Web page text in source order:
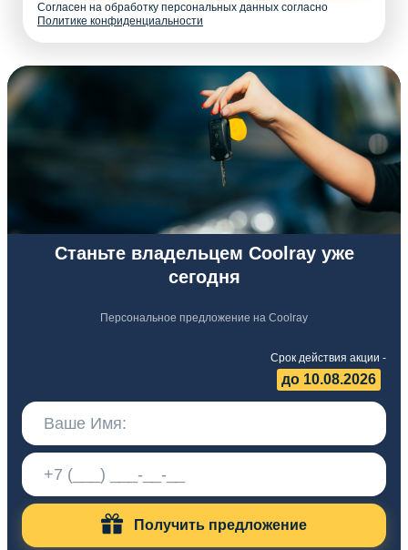
Согласен на обработку персональных данных согласно
Политике конфиденциальности
Станьте владельцем Coolray уже
сегодня
Персональное предложение на Coolray
Срок действия акции -
до 10.08.2026
Получить предложение